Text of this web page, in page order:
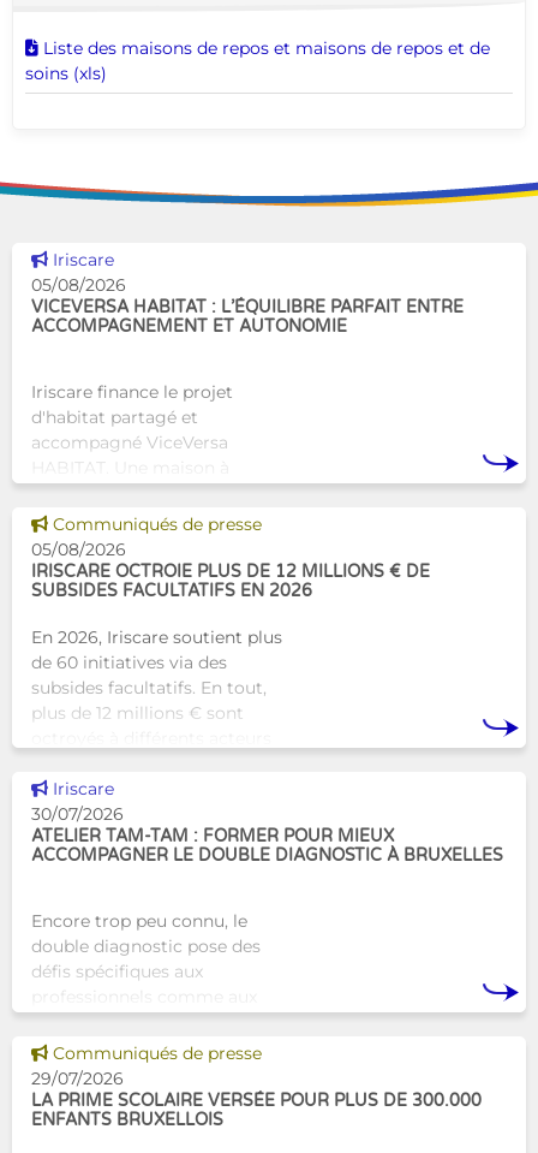
Télécharger ce document
Liste des maisons de repos et maisons de repos et de
soins (xls)
Voir cette news
Iriscare
05/08/2026
VICEVERSA HABITAT : L’ÉQUILIBRE PARFAIT ENTRE
ACCOMPAGNEMENT ET AUTONOMIE
Iriscare finance le projet
d'habitat partagé et
accompagné ViceVersa
HABITAT. Une maison à
alternative innovante et
humaine aux structures
d’hébergement traditionnel
Voir cette news
Communiqués de presse
05/08/2026
IRISCARE OCTROIE PLUS DE 12 MILLIONS € DE
SUBSIDES FACULTATIFS EN 2026
En 2026, Iriscare soutient plus
de 60 initiatives via des
subsides facultatifs. En tout,
plus de 12 millions € sont
travail au serv
Voir cette news
Iriscare
30/07/2026
ATELIER TAM-TAM : FORMER POUR MIEUX
ACCOMPAGNER LE DOUBLE DIAGNOSTIC À BRUXELLES
Encore trop peu connu, le
double diagnostic pose des
défis spécifiques aux
professionnels comme aux
Tam-Tam apporte une réponse
concrète avec une formation
dest
Voir cette news
Communiqués de presse
29/07/2026
LA PRIME SCOLAIRE VERSÉE POUR PLUS DE 300.000
ENFANTS BRUXELLOIS